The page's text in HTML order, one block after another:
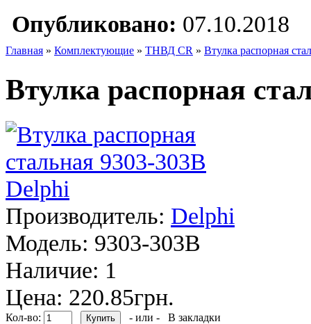
Опубликовано: 07.10.2018
Главная » Комплектующие » ТНВД CR » Втулка распорная
Втулка распорная
Производитель: Delphi
Модель: 9303-303B
Наличие: 1
Цена: 220.85грн.
Кол-во: - или -
В закладки